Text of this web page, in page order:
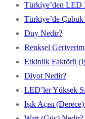
Türkiye’den LED
Türkiye’de
Duy Nedir?
Renksel
Etkinlik Faktörü
Diyot Nedir?
LED’ler Yüksek
Işık Açısı